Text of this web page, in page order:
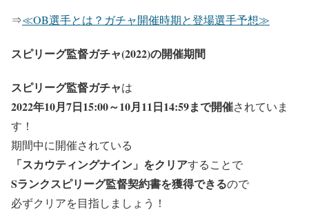
⇒≪OB選手とは？ガチャ開催時期と登場選手予想≫
スピリーグ監督ガチャ(2022)の開催期間
スピリーグ監督ガチャは
2022年10月7日15:00～10月11日14:59まで開催されていま
す！
期間中に開催されている
「スカウティングナイン」をクリアすることで
Sランクスピリーグ監督契約書を獲得できるので
必ずクリアを目指しましょう！